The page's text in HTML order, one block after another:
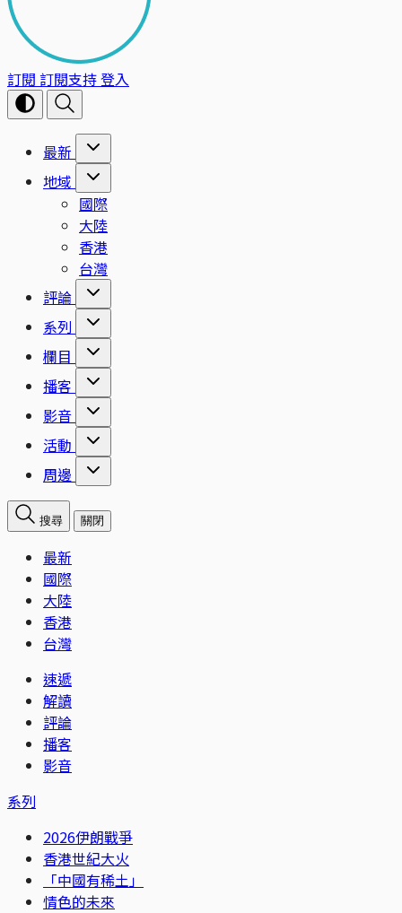
訂閱 訂閱支持登入
最新
地域
國際
大陸
香港
台灣
評論
系列
欄目
播客
影音
活動
周邊
搜尋 關閉
最新
國際
大陸
香港
台灣
速遞
解讀
評論
播客
影音
系列
2026伊朗戰爭
香港世紀大火
「中國有稀土」
情色的未來